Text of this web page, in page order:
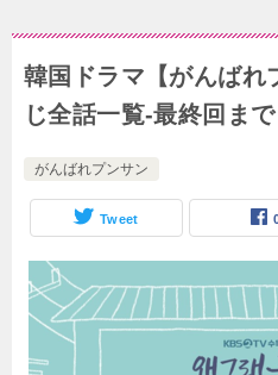
韓国ドラマ【がんばれ
じ全話一覧-最終回ま
がんばれプンサン
Tweet